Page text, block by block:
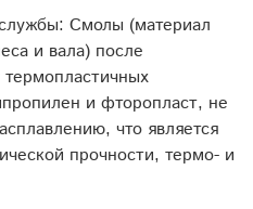
Смолы (материал
и вала) после
и фторопласт, не
что является
прочности, термо- и